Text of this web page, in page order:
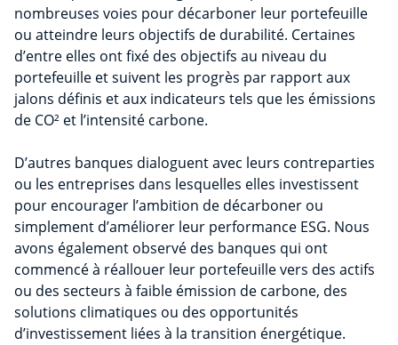
nombreuses voies pour décarboner leur portefeuille
ou atteindre leurs objectifs de durabilité. Certaines
d’entre elles ont fixé des objectifs au niveau du
portefeuille et suivent les progrès par rapport aux
jalons définis et aux indicateurs tels que les émissions
de CO² et l’intensité carbone.
D’autres banques dialoguent avec leurs contreparties
ou les entreprises dans lesquelles elles investissent
pour encourager l’ambition de décarboner ou
simplement d’améliorer leur performance ESG. Nous
avons également observé des banques qui ont
commencé à réallouer leur portefeuille vers des actifs
ou des secteurs à faible émission de carbone, des
solutions climatiques ou des opportunités
d’investissement liées à la transition énergétique.